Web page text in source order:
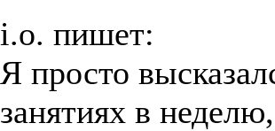
i.o. пишет:
Я просто
занятиях в